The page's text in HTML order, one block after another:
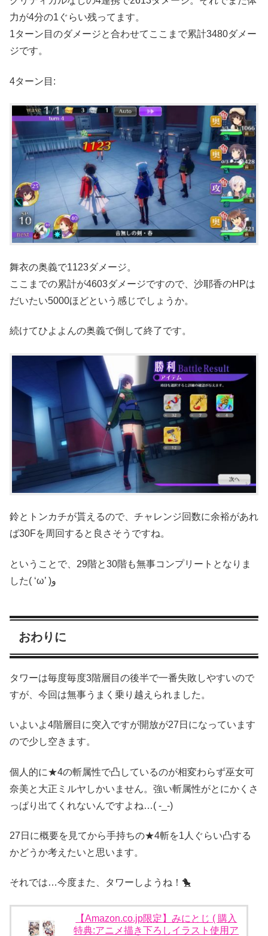
力が4分の1ぐらい残ってます。
1ターン目のダメージと合わせてここまで累計3480ダメー
ジです。
4ターン目:
舞衣の奥義で1123ダメージ。
ここまでの累計が4603ダメージですので、沙耶香のHPは
だいたい5000ほどという感じでしょうか。
続けてひよよんの奥義で倒して終了です。
鈴とトンカチが貰えるので、チャレンジ回数に余裕があれ
ば30Fを周回すると良さそうですね。
ということで、29階と30階も無事コンプリートとなりま
した( ‘ω’ )و
おわりに
タワーは毎度毎度3階層目の後半で一番失敗しやすいので
すが、今回は無事うまく乗り越えられました。
いよいよ4階層目に突入ですが開放が27日になっています
ので少し空きます。
個人的に★4の斬属性で凸しているのが相変わらず巫女可
奈美と大正ミルヤしかいません。強い斬属性がとにかくさ
っぱり出てくれないんですよね…( -_-)
27日に概要を見てから手持ちの★4斬を1人ぐらい凸する
かどうか考えたいと思います。
それでは…今度また、タワーしようね！🐤
【Amazon.co.jp限定】みにとじ ( 購入
特典:アニメ描き下ろしイラスト使用ア